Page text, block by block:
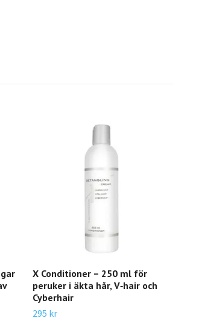
X Conditioner – 250 ml för
peruker i äkta hår, V‑hair och
Cyberhair
295 kr